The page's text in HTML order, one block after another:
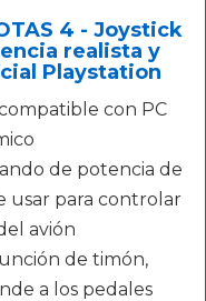
4 - Joystick
realista y
Playstation
con PC
de potencia de
usar para controlar
avión
de timón,
a los pedales